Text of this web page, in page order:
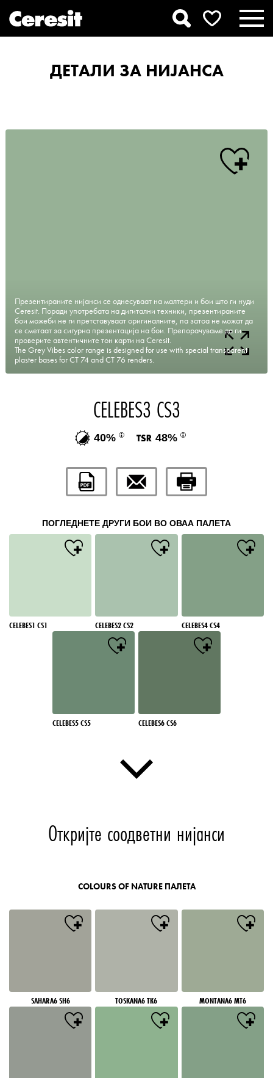
ДЕТАЛИ ЗА НИЈАНСА
Презентираните нијанси се однесуваат на малтери и бои што ги нуди
Ceresit. Поради употребата на дигитални техники, презентираните
бои можеби не ги претставуваат оригиналните, па затоа не можат да
се сметаат за сигурна презентација на бои. Препорачуваме да ги
проверите автентичните тон карти на Ceresit.
The Grey Vibes color range is designed for use with special transparent
plaster bases for CT 74 and CT 76 renders.
CELEBES3 CS3
40% 48%
ПОГЛЕДНЕТЕ ДРУГИ БОИ ВО ОВАА ПАЛЕТА
CELEBES1 CS1 CELEBES2 CS2 CELEBES4 CS4
CELEBES5 CS5 CELEBES6 CS6
Откријте соодветни нијанси
COLOURS OF NATURE ПАЛЕТА
SAHARA6 SH6 TOSKANA6 TK6 MONTANA6 MT6